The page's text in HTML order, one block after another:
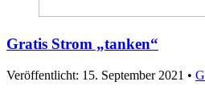
Gratis Strom „tanken“
Veröffentlicht: 15. September 2021 •